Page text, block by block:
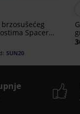
Spacer
SUN20